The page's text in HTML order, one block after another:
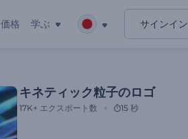
価格 学ぶ サインイン
キネティック粒子のロゴ
17K+ エクスポート数 15 秒